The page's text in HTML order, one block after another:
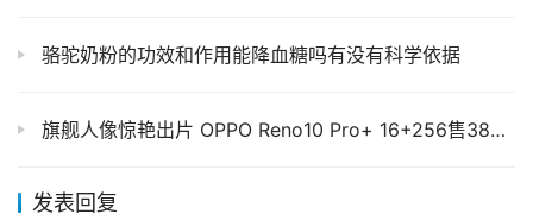
骆驼奶粉的功效和作用能降血糖吗有没有科学依据
旗舰人像惊艳出片 OPPO Reno10 Pro+ 16+256售3899元
发表回复